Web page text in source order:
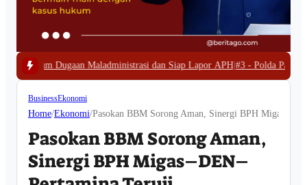
dan Siap Lapor APH|#3 -Polda Papua Barat Bongkar
BusinessEkonomi
Home/Ekonomi/Pasokan BBM Sorong Aman, Sinergi BPH
Pasokan BBM Sorong Aman,
Sinergi BPH Migas–DEN–